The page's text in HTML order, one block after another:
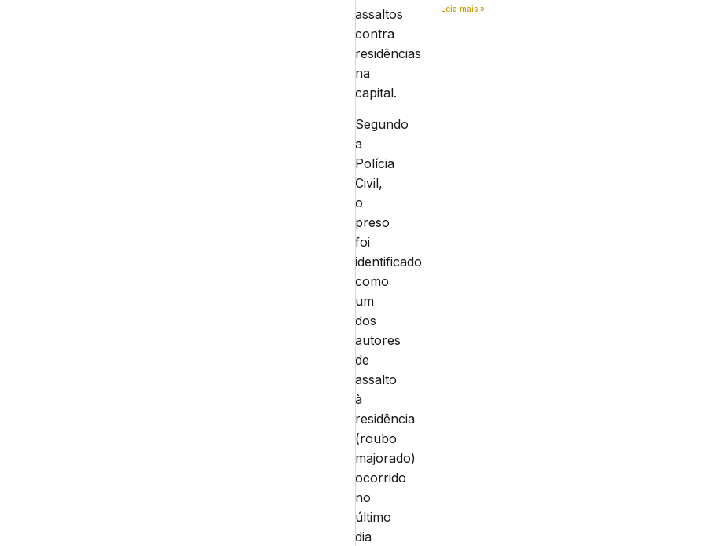
assaltos
contra
residências
na
capital.
Segundo
a
Polícia
Civil,
o
preso
foi
identificado
como
um
dos
autores
de
assalto
à
residência
(roubo
majorado)
ocorrido
no
último
dia
Leia mais »